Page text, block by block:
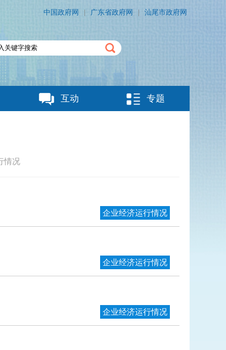
汕尾市政府网
广东省政府网
中国政府网
互动 专题
情况
企业经济运行情况
企业经济运行情况
企业经济运行情况